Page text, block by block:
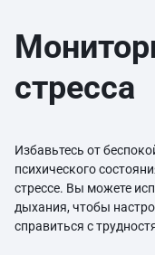
стресса
Избавьтесь от
психического
стрессе. Вы можете
дыхания, чтобы
справиться с